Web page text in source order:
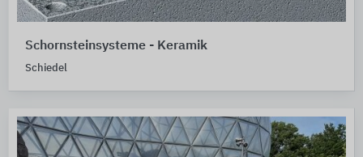
Schornsteinsysteme - Keramik
Schiedel